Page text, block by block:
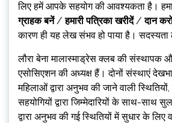
लिए हमें आपके सहयोग की आवश्यकता है।
ग्राहक बनें/हमारी पत्रिका खरीदें/दान
कारण ही यह लेख संभव हो पाया है। सदस्यता
लौरा बेना मालास्माड्रेस क्लब की संस्थापक
एसोसिएशन की अध्यक्ष हैं। दोनों संस्थाएं
महिलाओं द्वारा अनुभव की जाने वाली
सहयोगियों द्वारा जिम्मेदारियों के साथ-
द्वारा अनुभव की गई स्थितियों में सुधार के लिए